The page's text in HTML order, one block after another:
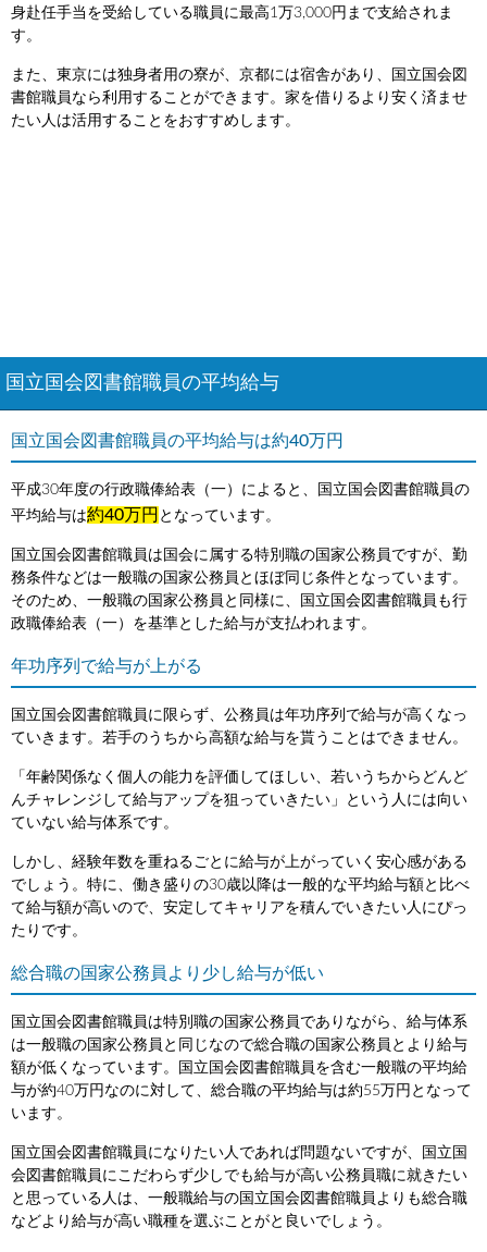
身赴任手当を受給している職員に最高1万3,000円まで支給されま
す。
また、東京には独身者用の寮が、京都には宿舎があり、国立国会図
書館職員なら利用することができます。家を借りるより安く済ませ
たい人は活用することをおすすめします。
国立国会図書館職員の平均給与
国立国会図書館職員の平均給与は約40万円
平成30年度の行政職俸給表（一）によると、国立国会図書館職員の
平均給与は約40万円 となっています。
国立国会図書館職員は国会に属する特別職の国家公務員ですが、勤
務条件などは一般職の国家公務員とほぼ同じ条件となっています。
そのため、一般職の国家公務員と同様に、国立国会図書館職員も行
政職俸給表（一）を基準とした給与が支払われます。
年功序列で給与が上がる
国立国会図書館職員に限らず、公務員は年功序列で給与が高くなっ
ていきます。若手のうちから高額な給与を貰うことはできません。
「年齢関係なく個人の能力を評価してほしい、若いうちからどんど
んチャレンジして給与アップを狙っていきたい」という人には向い
ていない給与体系です。
しかし、経験年数を重ねるごとに給与が上がっていく安心感がある
でしょう。特に、働き盛りの30歳以降は一般的な平均給与額と比べ
て給与額が高いので、安定してキャリアを積んでいきたい人にぴっ
たりです。
総合職の国家公務員より少し給与が低い
国立国会図書館職員は特別職の国家公務員でありながら、給与体系
は一般職の国家公務員と同じなので総合職の国家公務員とより給与
額が低くなっています。国立国会図書館職員を含む一般職の平均給
与が約40万円なのに対して、総合職の平均給与は約55万円となって
います。
国立国会図書館職員になりたい人であれば問題ないですが、国立国
会図書館職員にこだわらず少しでも給与が高い公務員職に就きたい
と思っている人は、一般職給与の国立国会図書館職員よりも総合職
などより給与が高い職種を選ぶことがと良いでしょう。